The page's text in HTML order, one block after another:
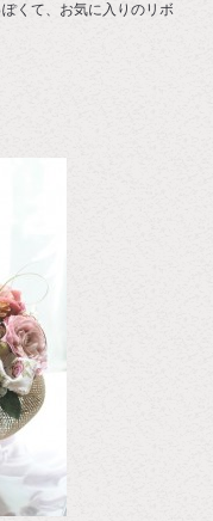
くて、お気に入りのリボ